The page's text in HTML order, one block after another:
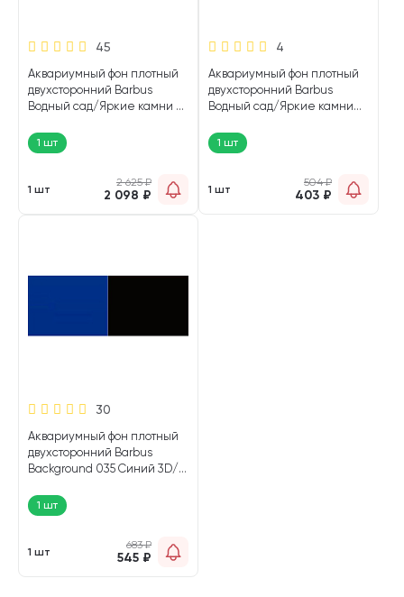
45
Аквариумный фон плотный
двухсторонний Barbus
Водный сад/Яркие камни 45
1 шт
1 шт
2 625₽
2 098 ₽
4
Аквариумный фон плотный
двухсторонний Barbus
Водный сад/Яркие камни
(1 шт)
1 шт
1 шт
504₽
403 ₽
30
Аквариумный фон плотный
двухсторонний Barbus
Background 035 Синий 3D/
1 шт
1 шт
683₽
545 ₽